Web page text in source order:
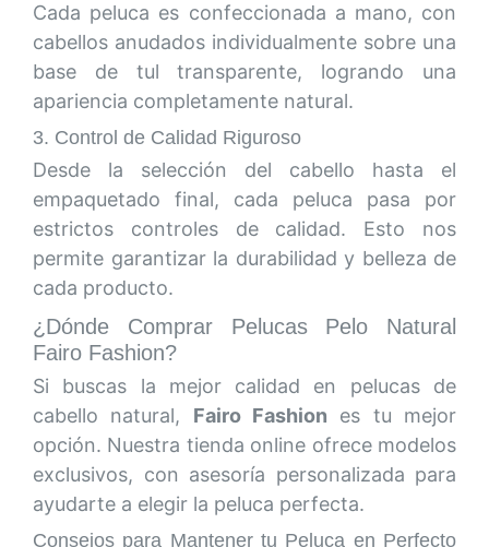
Cada peluca es confeccionada a mano, con
cabellos anudados individualmente sobre una
base de tul transparente, logrando una
apariencia completamente natural.
3. Control de Calidad Riguroso
Desde la selección del cabello hasta el
empaquetado final, cada peluca pasa por
estrictos controles de calidad. Esto nos
permite garantizar la durabilidad y belleza de
cada producto.
¿Dónde Comprar Pelucas Pelo Natural
Fairo Fashion?
Si buscas la mejor calidad en pelucas de
cabello natural, Fairo Fashion es tu mejor
opción. Nuestra tienda online ofrece modelos
exclusivos, con asesoría personalizada para
ayudarte a elegir la peluca perfecta.
Consejos para Mantener tu Peluca en Perfecto